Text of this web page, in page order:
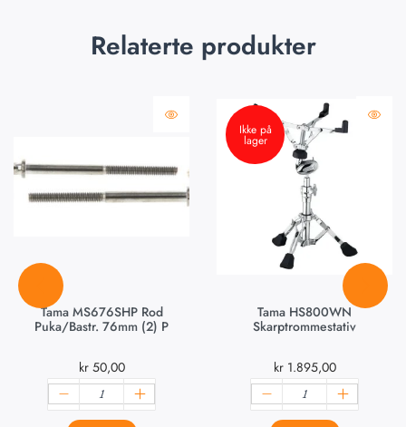
Relaterte produkter
Tama MS676SHP Rod
Puka/bastr. 76mm (2) P
kr50,00
Ikke på
lager
Tama HS800WN
Skarptrommestativ
kr1.895,00